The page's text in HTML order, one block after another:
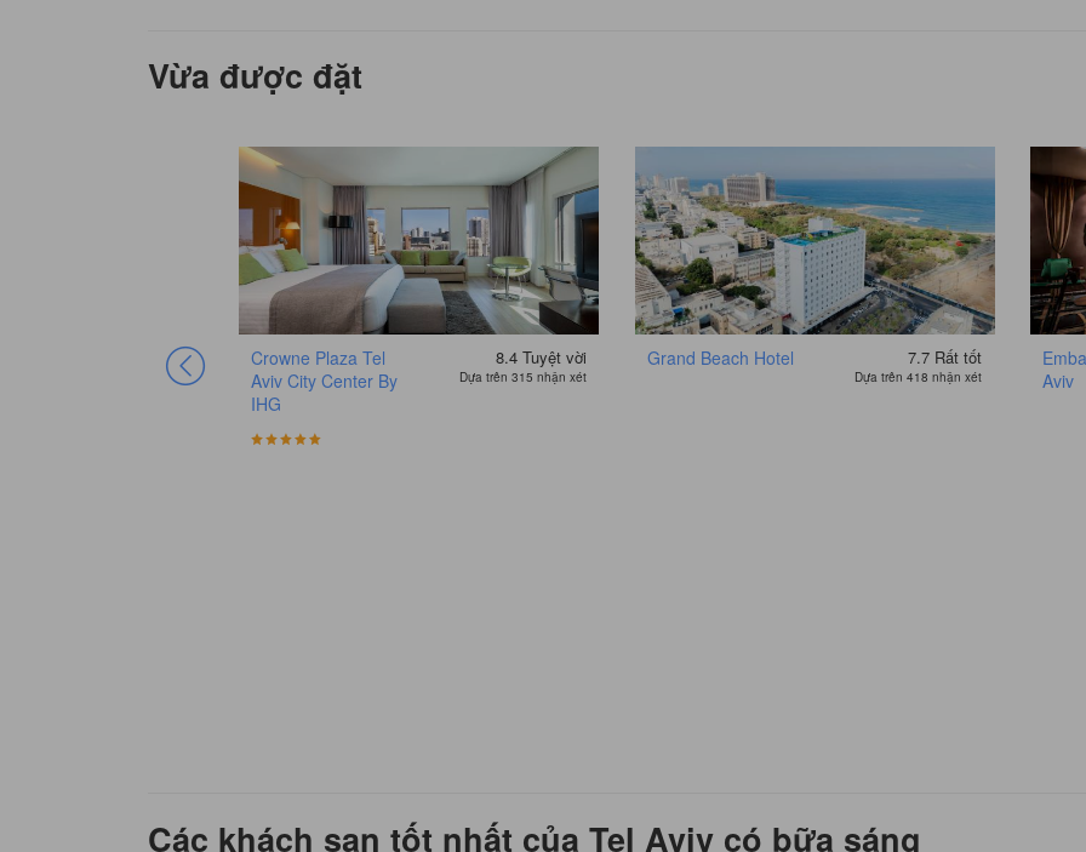
Vừa được đặt
Crowne Plaza Tel
Aviv City Center By
IHG
8.4 Tuyệt vời
Dựa trên 315 nhận xét
Grand Beach Hotel 7.7 Rất tốt
Dựa trên 418 nhận xét
Aviv
Các khách sạn tốt nhất của Tel Aviv có bữa sáng